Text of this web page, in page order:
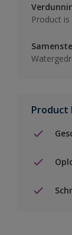
Product
Product